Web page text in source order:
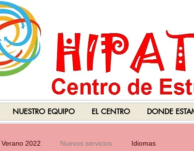
NUESTRO EQUIPO EL CENTRO DONDE
Verano 2022 Nuevos servicios Idiomas